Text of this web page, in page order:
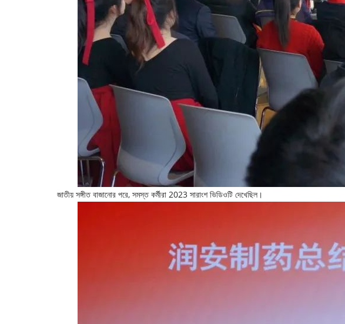
জাতীয় সঙ্গীত বাজানোর পরে, সমস্ত কর্মীরা 2023 সারাংশ ভিডিওটি দেখেছিল।